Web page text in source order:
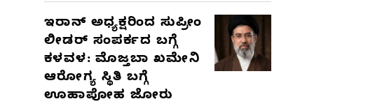
ಇರಾನ್ ಅಧ್ಯಕ್ಷರಿಂದ ಸುಪ್ರೀಂ
ಲೀಡರ್ ಸಂಪರ್ಕದ ಬಗ್ಗೆ
ಕಳವಳ: ಮೊಜ್ತಬಾ ಖಮೇನಿ
ಆರೋಗ್ಯ ಸ್ಥಿತಿ ಬಗ್ಗೆ
ಊಹಾಪೋಹ ಜೋರು